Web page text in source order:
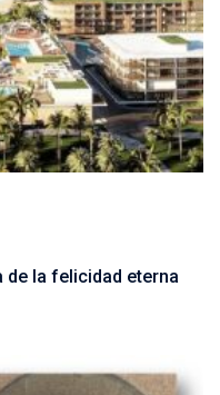
de la felicidad eterna